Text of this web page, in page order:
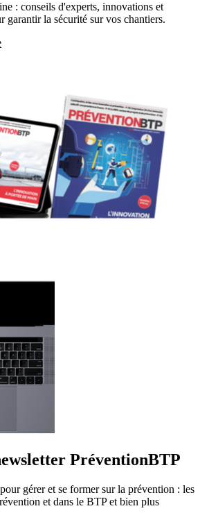
: conseils d'experts, innovations et
garantir la sécurité sur vos chantiers.
PréventionBTP
gérer et se former sur la prévention : les
et dans le BTP et bien plus